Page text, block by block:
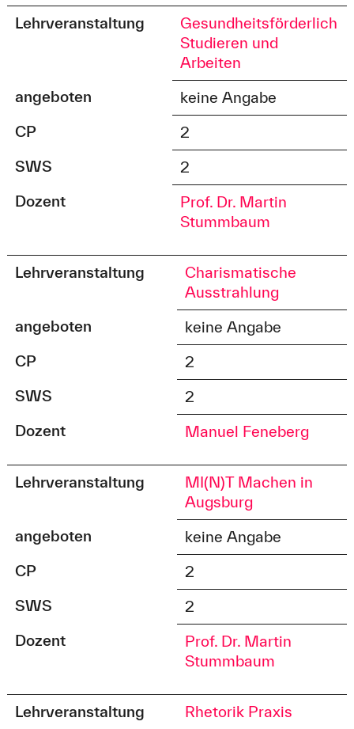
Lehrveranstaltung
Gesundheitsförderlich
Studieren und
Arbeiten
angeboten
keine Angabe
CP
2
SWS
2
Dozent
Prof. Dr. Martin
Stummbaum
Lehrveranstaltung
Charismatische
Ausstrahlung
angeboten
keine Angabe
CP
2
SWS
2
Dozent
Manuel Feneberg
Lehrveranstaltung
MI(N)T Machen in
Augsburg
angeboten
keine Angabe
CP
2
SWS
2
Dozent
Prof. Dr. Martin
Stummbaum
Lehrveranstaltung
Rhetorik Praxis